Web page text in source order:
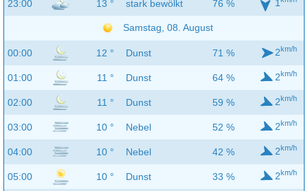
23:00 13 ° stark bewölkt 76 % 1
Samstag, 08. August
00:00 12 ° Dunst 71 % 2km/h
01:00 11 ° Dunst 64 % 2km/h
02:00 11 ° Dunst 59 % 2km/h
03:00 10 ° Nebel 52 % 2km/h
04:00 10 ° Nebel 42 % 2km/h
05:00 10 ° Dunst 33 % 2km/h